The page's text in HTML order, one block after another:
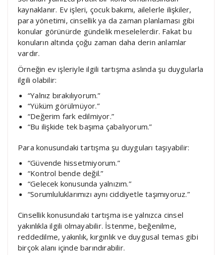
kaynaklanır. Ev işleri, çocuk bakımı, ailelerle ilişkiler,
para yönetimi, cinsellik ya da zaman planlaması gibi
konular görünürde gündelik meselelerdir. Fakat bu
konuların altında çoğu zaman daha derin anlamlar
vardır.
Örneğin ev işleriyle ilgili tartışma aslında şu duygularla
ilgili olabilir:
“Yalnız bırakılıyorum.”
“Yüküm görülmüyor.”
“Değerim fark edilmiyor.”
“Bu ilişkide tek başıma çabalıyorum.”
Para konusundaki tartışma şu duyguları taşıyabilir:
“Güvende hissetmiyorum.”
“Kontrol bende değil.”
“Gelecek konusunda yalnızım.”
“Sorumluluklarımızı aynı ciddiyetle taşımıyoruz.”
Cinsellik konusundaki tartışma ise yalnızca cinsel
yakınlıkla ilgili olmayabilir. İstenme, beğenilme,
reddedilme, yakınlık, kırgınlık ve duygusal temas gibi
birçok alanı içinde barındırabilir.